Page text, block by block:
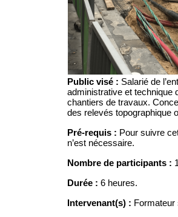
Public visé : Salarié de
administrative et technique
chantiers de travaux.
des relevés topographique
Pré-requis : Pour suivre
n’est nécessaire.
Nombre de participants :
Durée : 6 heures.
Intervenant(s) : Formateur